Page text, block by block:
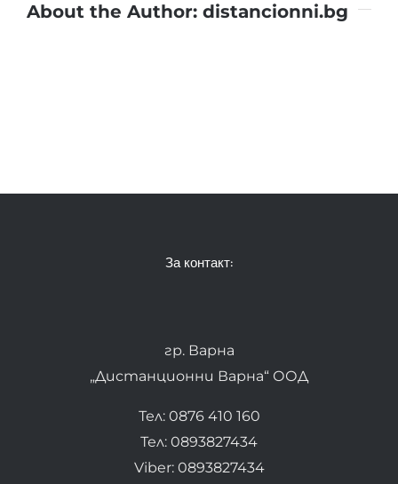
About the Author: distancionni.bg
За контакт:
гр. Варна
„Дистанционни Варна“ ООД
Тел: 0876 410 160
Тел: 0893827434
Viber: 0893827434